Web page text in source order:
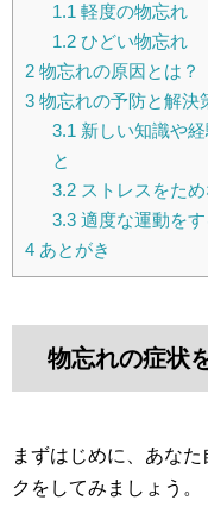
1.1 軽度の物忘れ
1.2ひどい物忘れ
2 物忘れの原因とは？
3 物忘れの予防と解決
3.1 新しい知識や
と
3.2ストレスをため
3.3適度な運動をす
4 あとがき
物忘れの症状
まずはじめに、あな
クをしてみましょう。